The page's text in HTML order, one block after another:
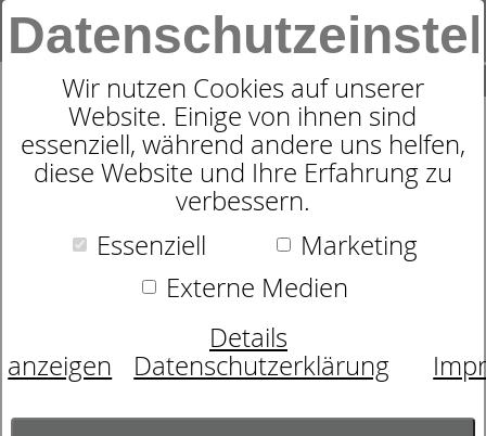
Wir nutzen Cookies auf unserer
Website. Einige von ihnen sind
essenziell, während andere uns helfen,
diese Website und Ihre Erfahrung zu
verbessern.
Essenziell
Marketing
Externe Medien
Details
anzeigen
Datenschutzerklärung
SUCHE
0
ZUDECKE
DORMABELL CL LEINEN